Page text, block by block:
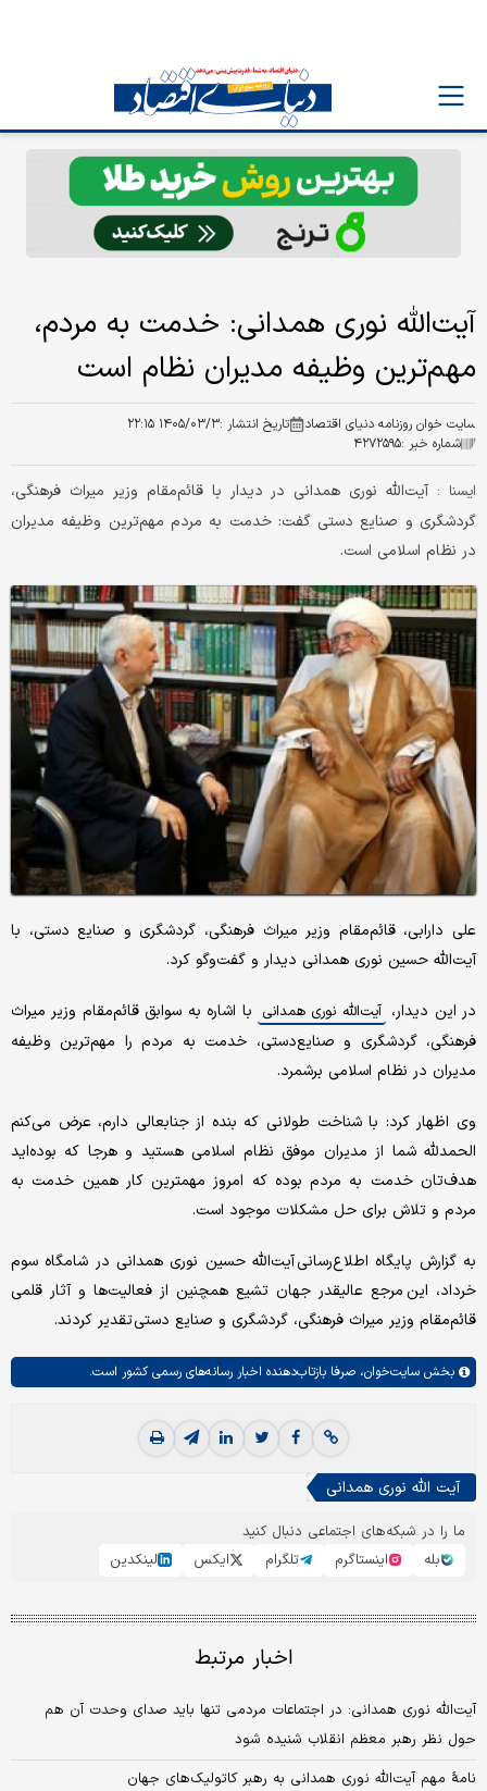
آیت‌الله نوری‌ همدانی: خدمت به مردم،
مهم‌ترین وظیفه مدیران نظام است
سایت خوان روزنامه دنیای اقتصاد تاریخ انتشار :۱۴۰۵/۰۳/۳ ۲۲:۱۵
شماره خبر :۴۲۷۲۵۹۵
ايسنا : آیت‌الله نوری‌ همدانی در دیدار با قائم‌مقام وزیر میراث‌ فرهنگی،
گردشگری و صنایع‌ دستی گفت: خدمت به مردم مهم‌ترین وظیفه مدیران
در نظام اسلامی است.
​علی دارابی، قائم‌مقام وزیر میراث‌ فرهنگی، گردشگری و صنایع‌ دستی، با
آیت‌الله حسین نوری همدانی دیدار و گفت‌وگو کرد.
در این دیدار، آیت‌الله نوری همدانی با اشاره به سوابق قائم‌مقام وزیر میراث‌
فرهنگی، گردشگری و صنایع‌دستی، خدمت به مردم را مهم‌ترین وظیفه
مدیران در نظام اسلامی برشمرد.
وی اظهار کرد: با شناخت طولانی که بنده از جنابعالی دارم، عرض می‌کنم
الحمدلله شما از مدیران موفق نظام اسلامی هستید و هرجا که بوده‌اید
هدف‌تان خدمت به مردم بوده که امروز مهمترین کار همین خدمت به
مردم و تلاش برای حل مشکلات موجود است.
به گزارش پایگاه اطلاع‌رسانی آیت‌الله حسین نوری همدانی در شامگاه سوم
خرداد، این مرجع عالیقدر جهان تشیع همچنین از فعالیت‌ها و آثار قلمی
قائم‌مقام وزیر میراث‌ فرهنگی، گردشگری و صنایع‌ دستی تقدیر کردند.
بخش سایت‌خوان، صرفا بازتاب‌دهنده اخبار رسانه‌های رسمی کشور است.
آیت الله نوری همدانی
ما را در شبکه‌های اجتماعی دنبال کنید
بله
اینستاگرم تلگرام ایکس لینکدین
اخبار مرتبط
آیت‌الله نوری همدانی: در اجتماعات مردمی تنها باید صدای وحدت آن هم
حول نظر رهبر معظم انقلاب شنیده شود
نامۀ مهم آیت‌الله نوری همدانی به رهبر کاتولیک‌های جهان